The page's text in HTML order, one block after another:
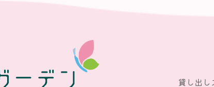
貸し出し